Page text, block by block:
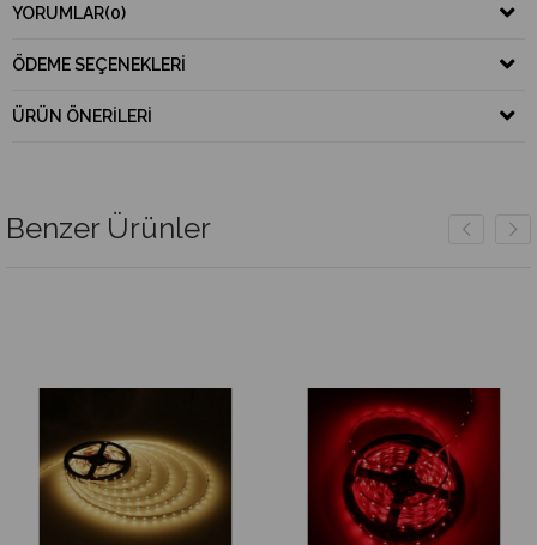
YORUMLAR(0)
ÖDEME SEÇENEKLERI
ÜRÜN ÖNERILERI
Benzer Ürünler